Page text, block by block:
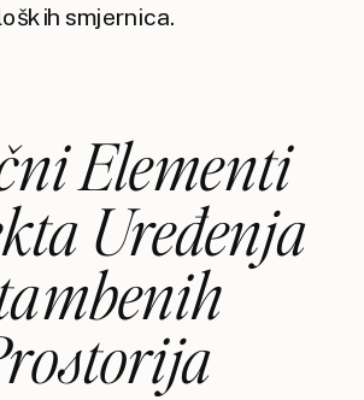
smjernica.
Elementi
Uređenja